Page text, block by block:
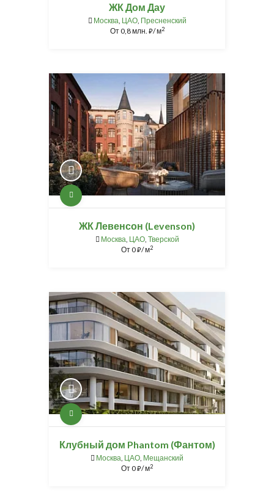
ЖК Дом Дау
Москва, ЦАО, Пресненский
От0,8 млн. ⃏/ м2
ЖК Левенсон (Levenson)
Москва, ЦАО, Тверской
От0⃏/ м2
Клубный дом Phantom (Фантом)
Москва, ЦАО, Мещанский
От0⃏/ м2